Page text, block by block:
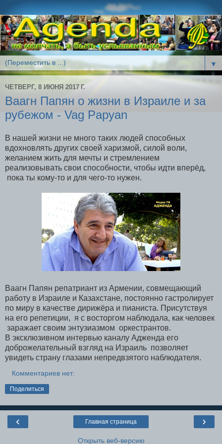
▼
ЧЕТВЕРГ, 8 ИЮНЯ 2017 Г.
Ваагн Папян о жизни в Израиле и за
рубежом - Vag Papyan
В нашей жизни не много таких людей способных
вдохновлять других своей харизмой, силой воли,
желанием жить для мечты и стремлением
реализовывать свои способности, чтобы идти вперёд,
пока ты кому-то и для чего-то нужен.
Ваагн Папян репатриант из Армении, совмещающий
работу в Израиле и Казахстане, постоянно гастролирует
по миру в качестве дирижёра и пианиста. Присутствуя
на его репетиции, я с восторгом наблюдала, как человек
заражает своим энтузиазмом оркестрантов.
В эксклюзивном интервью каналу Адженда его
доброжелательный взгляд на Израиль позволяет
увидеть страну глазами непредвзятого наблюдателя.
Комментариев нет:
Поделиться
‹ ›
Главная страница
Открыть веб-версию